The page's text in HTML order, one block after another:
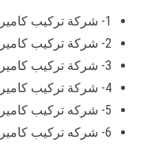
1- شركة تركيب كاميرات مراقبه مخفية
2- شركة تركيب كاميرات مراقبه داخلية
3- شركة تركيب كاميرات مراقبه خارجية
4- شركة تركيب كاميرات مراقبه منزلية
5- شركه تركيب كاميرات مراقبه بالكويت
6- شركه تركيب كاميرات مراقبه الكويت